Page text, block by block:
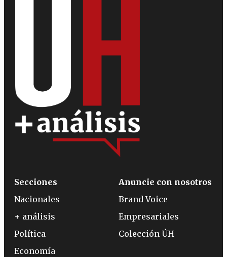
Secciones
Nacionales
+ análisis
Política
Economía
Anuncie con nosotros
Brand Voice
Empresariales
Colección ÚH